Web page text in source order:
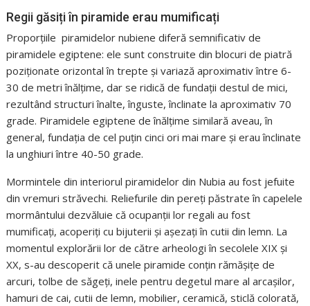
Regii găsiți în piramide erau mumificați
Proporțiile piramidelor nubiene diferă semnificativ de
piramidele egiptene: ele sunt construite din blocuri de piatră
poziționate orizontal în trepte și variază aproximativ între 6-
30 de metri înălțime, dar se ridică de fundații destul de mici,
rezultând structuri înalte, înguste, înclinate la aproximativ 70
grade. Piramidele egiptene de înălțime similară aveau, în
general, fundația de cel puțin cinci ori mai mare și erau înclinate
la unghiuri între 40-50 grade.
Mormintele din interiorul piramidelor din Nubia au fost jefuite
din vremuri străvechi. Reliefurile din pereți păstrate în capelele
mormântului dezvăluie că ocupanții lor regali au fost
mumificați, acoperiți cu bijuterii și așezați în cutii din lemn. La
momentul explorării lor de către arheologi în secolele XIX și
XX, s-au descoperit că unele piramide conțin rămășițe de
arcuri, tolbe de săgeți, inele pentru degetul mare al arcașilor,
hamuri de cai, cutii de lemn, mobilier, ceramică, sticlă colorată,